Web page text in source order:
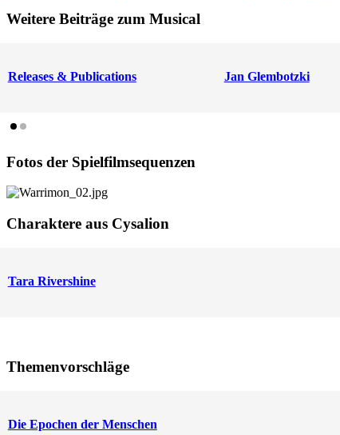
Weitere Beiträge zum Musical
Releases & Publications Jan Glembotzki
Fotos der Spielfilmsequenzen
Charaktere aus Cysalion
Tara Rivershine
Themenvorschläge
Die Epochen der Menschen